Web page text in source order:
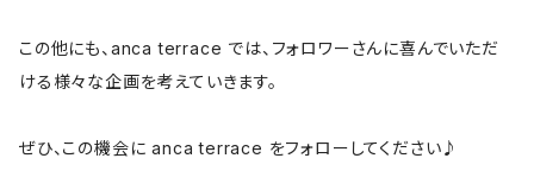
この他にも、anca terrace では、フォロワーさんに喜んでいただ
ける様々な企画を考えていきます。
ぜひ、この機会に anca terrace をフォローしてください♪